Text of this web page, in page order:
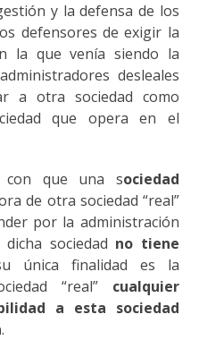
y la defensa de los
defensores de exigir la
la que venía siendo la
desleales
a otra sociedad como
que opera en el
con que una sociedad
de otra sociedad “real”
por la administración
sociedad no tiene
única finalidad es la
“real” cualquier
a esta sociedad
.